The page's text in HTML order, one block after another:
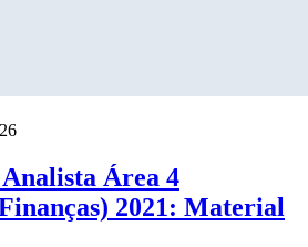
Área 4
2021: Material